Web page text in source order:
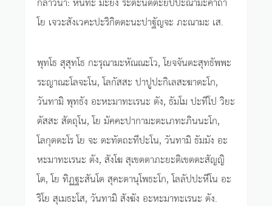
โย เจวะสังเวคะปะริกิตตะนะปาฐัญจะ ภะณามะ เส.
พุทโธ สุสุทโธ กะรุณามะหัณณะโว, โยจจันตะสุทธัพพะ
ระญาณะโลจะโน, โลกัสสะ ปาปูปะกิเลสะฆาตะโก,
วันทามิ พุทธัง อะหะมาทะเรนะ ตัง, ธัมโม ปะทีโป วิยะ
ตัสสะ สัตถุโน, โย มัคคะปากามะตะเภทะภินนะโก,
โลกุตตะโร โย จะ ตะทัตถะทีปะโน, วันทามิ ธัมมัง อะ
หะมาทะเรนะ ตัง, สังโฆ สุเขตตาภะยะติเขตตะสัญญิ
โต, โย ทิฏฐะสันโต สุคะตานุโพธะโก, โลลัปปะหีโน อะ
ริโย สุเมธะโส, วันทามิ สังฆัง อะหะมาทะเรนะ ตัง.